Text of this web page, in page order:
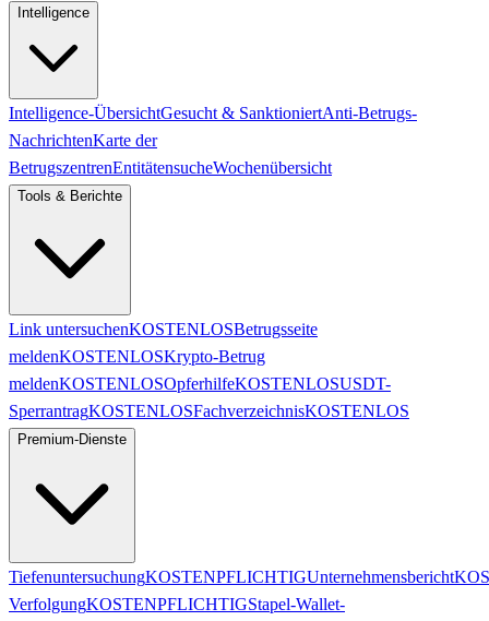
Intelligence
Intelligence-ÜbersichtGesucht & SanktioniertAnti-Betrugs-
NachrichtenKarte der
BetrugszentrenEntitätensucheWochenübersicht
Tools & Berichte
Link untersuchenKOSTENLOSBetrugsseite
meldenKOSTENLOSKrypto-Betrug
meldenKOSTENLOSOpferhilfeKOSTENLOSUSDT-
SperrantragKOSTENLOSFachverzeichnisKOSTENLOS
Premium-Dienste
TiefenuntersuchungKOSTENPFLICHTIGUnternehmensbericht
VerfolgungKOSTENPFLICHTIGStapel-Wallet-